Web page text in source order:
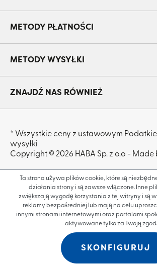
METODY PŁATNOŚCI
METODY WYSYŁKI
ZNAJDŹ NAS RÓWNIEŻ
* Wszystkie ceny z ustawowym
wysyłki
Copyright © 2026 HABA Sp. z o.o -
Ta strona używa plików cookie, które są
działania strony i są zawsze włączone. Inne
zwiększają wygodę korzystania z tej witryny i są
reklamy bezpośredniej lub mają na celu
innymi stronami internetowymi oraz portalami
aktywowane tylko za Twoją
SKONFIGURUJ